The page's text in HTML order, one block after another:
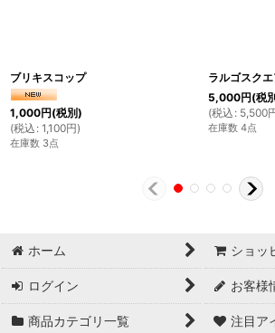
ブリキスコップ
1,000円(税別)
(税込 : 1,100円)
在庫数 3点
ラルゴスク
5,000円(税
(税込 : 5,500
在庫数 4点
ホーム ショッ
ログイン お客様
商品カテゴリ一覧 注目ア